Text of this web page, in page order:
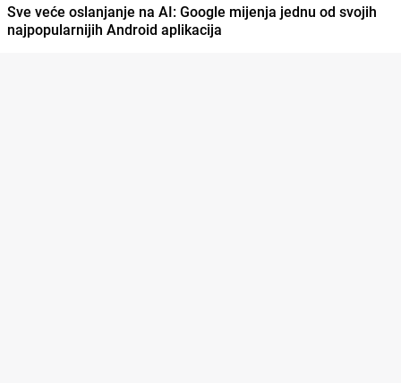
Sve veće oslanjanje na AI: Google mijenja jednu od svojih
najpopularnijih Android aplikacija